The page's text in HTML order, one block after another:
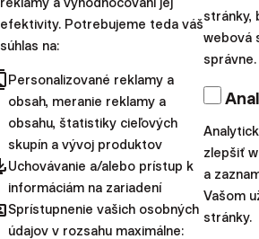
podstupujete pri investovaní.
Daňové oslobodenia sa vzťahujú
rezidentov danej krajiny a môžu
závislosti od konkrétnych
Pozrite si naše prebiehajúce aj
Zdieľajte tento článok:
efektivity. Potrebujeme teda váš
súhlas na:
Personalizované reklamy a
obsah, meranie reklamy a
obsahu, štatistiky cieľových
skupín a vývoj produktov
Uchovávanie a/alebo prístup k
informáciám na zariadení
Sprístupnenie vašich osobných
údajov v rozsahu maximálne:
stránky,
webová
správne.
zlepšiť
a
Vašom
stránky.